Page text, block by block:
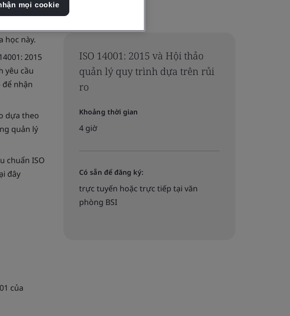
ISO 14001: 2015 và Hội thảo
quản lý quy trình dựa trên rủi
ro
Khoảng thời gian
4 giờ
Có sẵn để đăng ký:
trực tuyến hoặc trực tiếp tại văn
phòng BSI
học này.
2015
yêu cầu
để nhận
dựa theo
quản lý
chuẩn ISO
đây
của
mọi cookie